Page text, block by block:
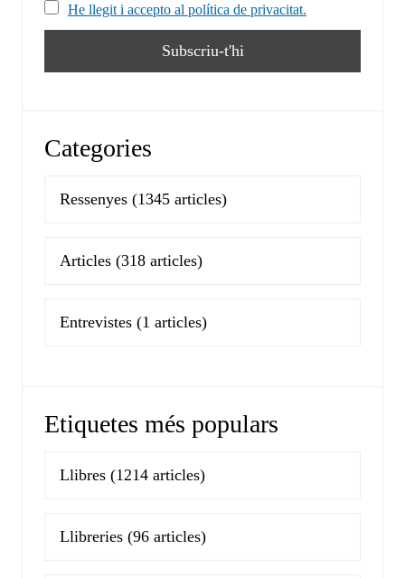
He llegit i accepto al política de privacitat.
Categories
Ressenyes (1345 articles)
Articles (318 articles)
Entrevistes (1 articles)
Etiquetes més populars
Llibres (1214 articles)
Llibreries (96 articles)